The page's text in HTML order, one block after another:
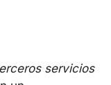
servicios